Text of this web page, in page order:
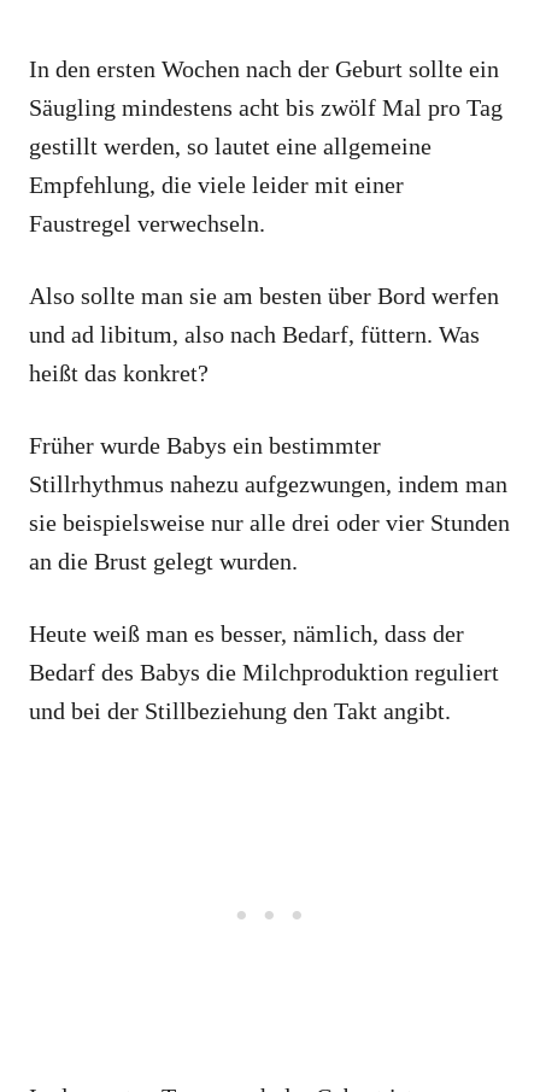
In den ersten Wochen nach der Geburt sollte ein
Säugling mindestens acht bis zwölf Mal pro Tag
gestillt werden, so lautet eine allgemeine
Empfehlung, die viele leider mit einer
Faustregel verwechseln.
Also sollte man sie am besten über Bord werfen
und ad libitum, also nach Bedarf, füttern. Was
heißt das konkret?
Früher wurde Babys ein bestimmter
Stillrhythmus nahezu aufgezwungen, indem man
sie beispielsweise nur alle drei oder vier Stunden
an die Brust gelegt wurden.
Heute weiß man es besser, nämlich, dass der
Bedarf des Babys die Milchproduktion reguliert
und bei der Stillbeziehung den Takt angibt.